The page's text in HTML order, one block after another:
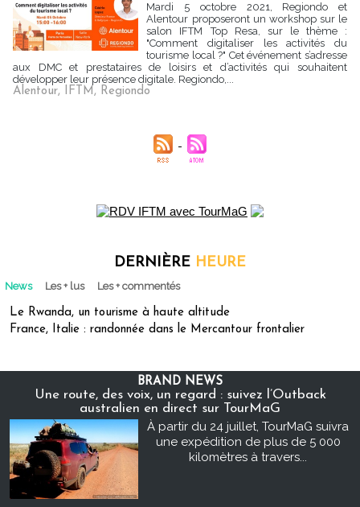
Mardi 5 octobre 2021, Regiondo et
Alentour proposeront un workshop sur le
salon IFTM Top Resa, sur le thème :
"Comment digitaliser les activités du
tourisme local ?" Cet événement s’adresse
aux DMC et prestataires de loisirs et d’activités qui souhaitent
développer leur présence digitale. Regiondo,...
Alentour, IFTM, Regiondo
DERNIÈRE HEURE
News Les + lus Les + commentés
Le Rwanda, un tourisme à haute altitude
France, Italie : randonnée dans le Mercantour frontalier
BRAND NEWS
Une route, des voix, un regard : suivez l’Outback
australien en direct sur TourMaG
À partir du 24 juillet, TourMaG suivra
une expédition de plus de 5 000
kilomètres à travers...